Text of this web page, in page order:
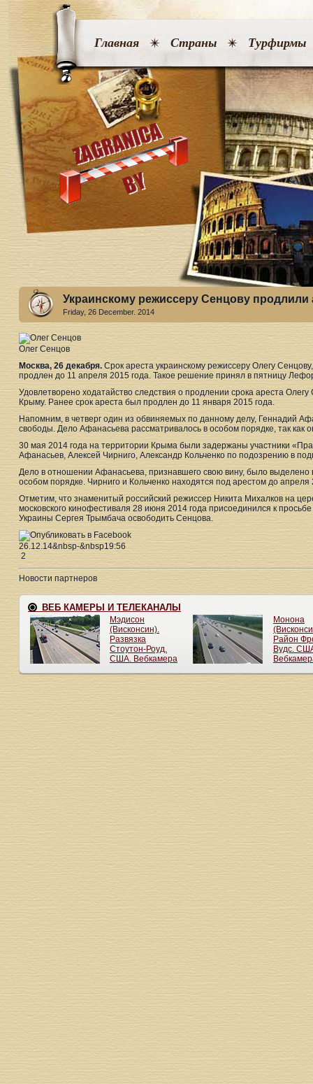
Главная Страны Турфирмы
Украинскому режиссеру Сенцову продлили
Friday, 26 December. 2014
Олег Сенцов
Москва, 26 декабря. Срок ареста украинскому режиссеру Олегу
продлен до 11 апреля 2015 года. Такое решение принял в пятницу
Удовлетворено ходатайство следствия о продлении срока ареста
Крыму. Ранее срок ареста был продлен до 11 января 2015 года.
Напомним, в четверг один из обвиняемых по данному делу, Геннадий
свободы. Дело Афанасьева рассматривалось в особом порядке, так как
30 мая 2014 года на территории Крыма были задержаны участники
Афанасьев, Алексей Чирниго, Александр Кольченко по подозрению в
Дело в отношении Афанасьева, признавшего свою вину, было выделено
особом порядке. Чирниго и Кольченко находятся под арестом до апреля
Отметим, что знаменитый российский режиссер Никита Михалков на
московского кинофестиваля 28 июня 2014 года присоединился к
Украины Сергея Трымбача освободить Сенцова.
26.12.14&nbsp-&nbsp19:56
2
Новости партнеров